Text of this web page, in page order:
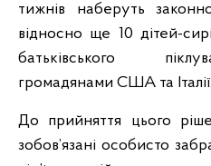
тижнів наберуть
відносно ще 10 дітей-
батьківського
громадянами США та Італії.
До прийняття цього
зобов’язані особисто